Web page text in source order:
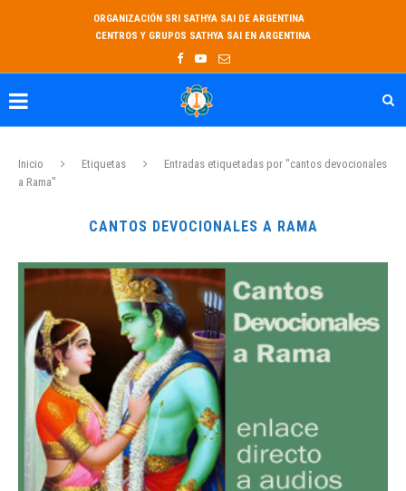
ORGANIZACIÓN SRI SATHYA SAI DE ARGENTINA
CENTROS Y GRUPOS SATHYA SAI EN ARGENTINA
Inicio Etiquetas
Entradas etiquetadas por "cantos devocionales
a Rama"
CANTOS DEVOCIONALES A RAMA